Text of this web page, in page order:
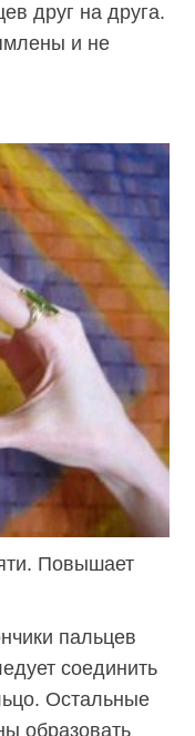
друг на друга.
и не
Повышает
пальцев
соединить
Остальные
образовать